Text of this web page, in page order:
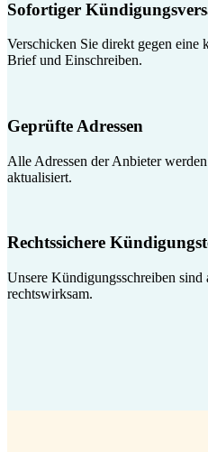
Sofortiger
Verschicken Sie direkt gegen
Brief und Einschreiben.
Geprüfte Adressen
Alle Adressen der Anbieter
aktualisiert.
Rechtssichere
Unsere Kündigungsschreiben
rechtswirksam.